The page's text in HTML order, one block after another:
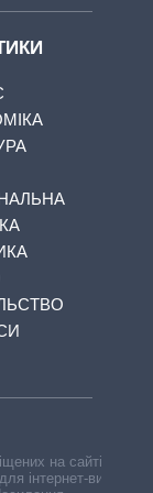
на сайті,
інтернет-видань